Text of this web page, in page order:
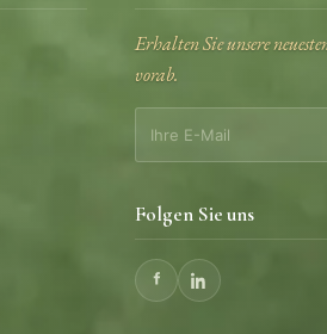
Erhalten Sie unsere
vorab.
Folgen Sie uns